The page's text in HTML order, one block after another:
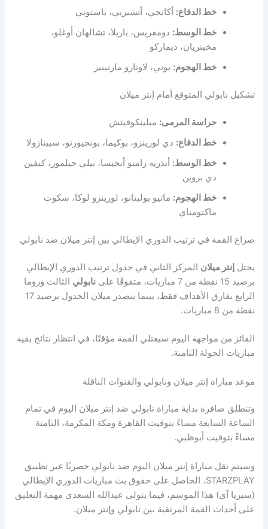
خط الدفاع: أكانجي، أتشيربي، باستوني
خط الوسط: دومفريس، باريلا، تشالهان أوغلو،
مخيتريان، ديماركو
خط الهجوم: بوني، لاوتارو مارتينيز
تشكيل نابولي المتوقع أمام إنتر ميلان
حراسة المرمى: ميلينكوفيتش
خط الدفاع: دي لورينزو، بوكيما، بونجيورنو، سبينازولا
خط الوسط: أندريه زامبو أنجيسا، بيلي جيلمور، كيفين
دي بروين
خط الهجوم: ماتيو بوليتانو، لورينزو لوكا، سكوت
ماكتومناي
صراع القمة في ترتيب الدوري الإيطالي بين إنتر ميلان ضد نابولي
يحتلإنتر ميلان المركز الثاني في جدول ترتيب الدوري الإيطالي
برصيد 15 نقطة من 7 مباريات، متفوقًا على
نابولي الثالث وروما
الرابع بفارق الأهداف فقط، بينما يتصدر ميلان الجدول برصيد 17
نقطة من 8 مباريات.
الفائز من مواجهة اليوم سيعتلي القمة مؤقتًا، في انتظار نتائج بقية
مباريات الجولة الثامنة.
موعد مباراة إنتر ميلان ونابولي والقنوات الناقلة
وتنطلق صافرة بداية مباراة نابولي ضد إنتر ميلان اليوم في تمام
الساعة السابعة مساءً بتوقيت القاهرة ومكة المكرمة، الثامنة
مساءً بتوقيت أبوظبي.
وسيتم نقل مباراة إنتر ميلان اليوم ضد نابولي حصريًا عبر تطبيق
STARZPLAY، الحاصل على حقوق بث مباريات الدوري الإيطالي
(سيريا آي) هذا الموسم، فيما يتولى عبدالله السعدي مهمة التعليق
على أحداث القمة المرتقبة بين نابولي وإنتر ميلان.